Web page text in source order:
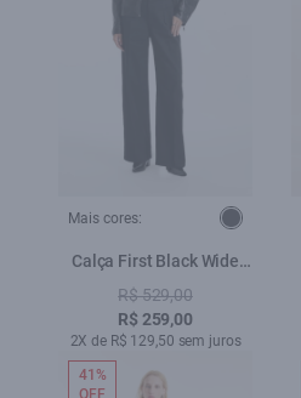
Mais cores:
Calça First Black Wide
Leg Lav 35 Amaciado
R$ 529,00
R$ 259,00
2X de R$ 129,50 sem juros
41%
OFF